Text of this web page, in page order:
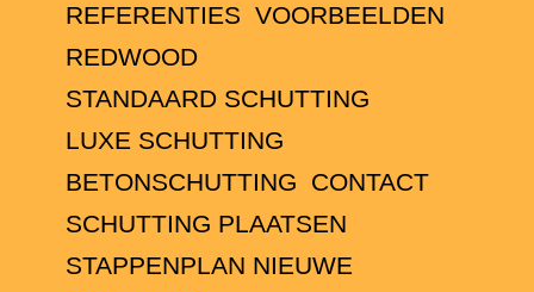
REFERENTIES VOORBEELDEN
REDWOOD
STANDAARD SCHUTTING
LUXE SCHUTTING
BETONSCHUTTING
CONTACT
SCHUTTING PLAATSEN
STAPPENPLAN NIEUWE